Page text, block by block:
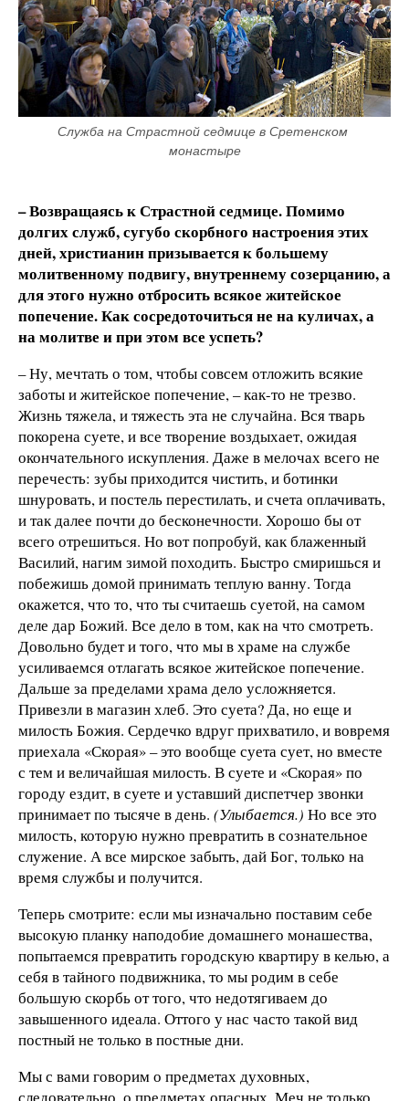
Служба на Страстной седмице в Сретенском
монастыре
– Возвращаясь к Страстной седмице. Помимо
долгих служб, сугубо скорбного настроения этих
дней, христианин призывается к большему
молитвенному подвигу, внутреннему созерцанию, а
для этого нужно отбросить всякое житейское
попечение. Как сосредоточиться не на куличах, а
на молитве и при этом все успеть?
– Ну, мечтать о том, чтобы совсем отложить всякие
заботы и житейское попечение, – как-то не трезво.
Жизнь тяжела, и тяжесть эта не случайна. Вся тварь
покорена суете, и все творение воздыхает, ожидая
окончательного искупления. Даже в мелочах всего не
перечесть: зубы приходится чистить, и ботинки
шнуровать, и постель перестилать, и счета оплачивать,
и так далее почти до бесконечности. Хорошо бы от
всего отрешиться. Но вот попробуй, как блаженный
Василий, нагим зимой походить. Быстро смиришься и
побежишь домой принимать теплую ванну. Тогда
окажется, что то, что ты считаешь суетой, на самом
деле дар Божий. Все дело в том, как на что смотреть.
Довольно будет и того, что мы в храме на службе
усиливаемся отлагать всякое житейское попечение.
Дальше за пределами храма дело усложняется.
Привезли в магазин хлеб. Это суета? Да, но еще и
милость Божия. Сердечко вдруг прихватило, и вовремя
приехала «Скорая» – это вообще суета сует, но вместе
с тем и величайшая милость. В суете и «Скорая» по
городу ездит, в суете и уставший диспетчер звонки
принимает по тысяче в день. (Улыбается.) Но все это
милость, которую нужно превратить в сознательное
служение. А все мирское забыть, дай Бог, только на
время службы и получится.
Теперь смотрите: если мы изначально поставим себе
высокую планку наподобие домашнего монашества,
попытаемся превратить городскую квартиру в келью, а
себя в тайного подвижника, то мы родим в себе
большую скорбь от того, что недотягиваем до
завышенного идеала. Оттого у нас часто такой вид
постный не только в постные дни.
Мы с вами говорим о предметах духовных,
следовательно, о предметах опасных. Меч не только